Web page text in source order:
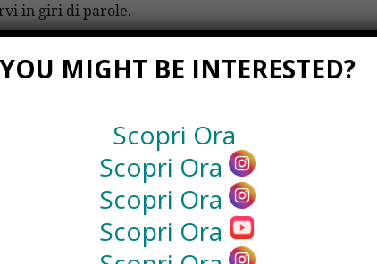
in giri di parole.
fare la differenza per farvi notare
fare?
farvi vedere
a cui darli
YOU MIGHT BE INTERESTED?
Scopri Ora
Scopri Ora
Scopri Ora
Scopri Ora